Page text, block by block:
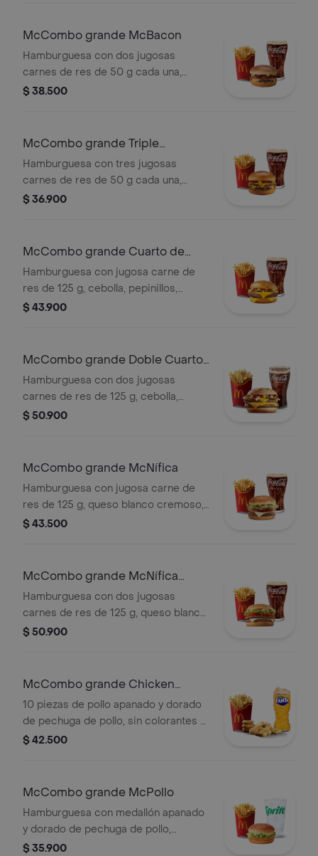
Mac™, en pan dorado con ajonjolí.
Acompañada de papas fritas grandes
y bebida grande a elección.
McCombo grande McBacon
Hamburguesa con dos jugosas
carnes de res de 50 g cada una,
tocineta ahumada, cebolla, queso
Acompañada de papas fritas grandes
y bebida grande a elección.
$ 38.500
McCombo grande Triple
Hamburguesa con Queso
Hamburguesa con tres jugosas
carnes de res de 50 g cada una,
doble queso cheddar cremoso,
Acompañada de papas fritas grandes
y bebida grande a elección.
$ 36.900
McCombo grande Cuarto de
Libra con Queso
Hamburguesa con jugosa carne de
res de 125 g, cebolla, pepinillos,
queso cheddar cremoso, salsa de
grandes y bebida grande a elección.
$ 43.900
McCombo grande Doble Cuarto
de Libra con Queso
Hamburguesa con dos jugosas
carnes de res de 125 g, cebolla,
pepinillos, doble queso cheddar
Acompañada de papas fritas grandes
y bebida grande a elección.
$ 50.900
McCombo grande McNífica
Hamburguesa con jugosa carne de
res de 125 g, queso blanco cremoso,
cebolla, tomate fresco, lechuga, salsa
de papas fritas grandes y bebida
grande a elección.
$ 43.500
McCombo grande McNífica
Doble
Hamburguesa con dos jugosas
carnes de res de 125 g, queso blanco
cremoso, cebolla, tomate fresco,
Acompañada de papas fritas grandes
y bebida grande a elección.
$ 50.900
McCombo grande Chicken
McNuggets de 10 pzas
10 piezas de pollo apanado y dorado
de pechuga de pollo, sin colorantes ni
conservantes artificiales.
$ 42.500
McCombo grande McPollo
Hamburguesa con medallón apanado
y dorado de pechuga de pollo,
mayonesa cremosa y lechuga fresca,
$ 35.900